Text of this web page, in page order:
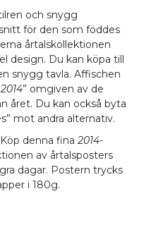
och snygg
för den som föddes
årtalskollektionen
design. Du kan köpa till
snygg tavla. Affischen
2014” omgiven av de
året. Du kan också byta
mot andra alternativ.
Köp denna fina 2014-
av årtalsposters
dagar. Postern trycks
i 180g.